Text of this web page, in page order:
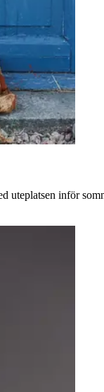
inför